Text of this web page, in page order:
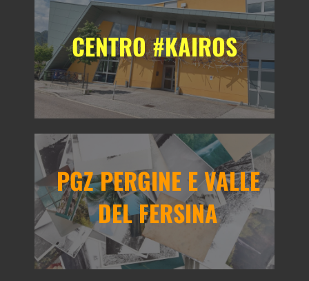
CENTRO #KAIROS
PGZ PERGINE E VALLE
DEL FERSINA